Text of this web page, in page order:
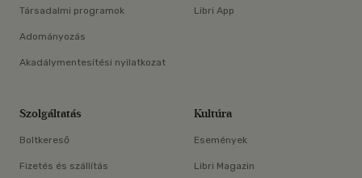
Társadalmi programok
Adományozás
Akadálymentesítési nyilatkozat
Libri App
Szolgáltatás
Boltkereső
Fizetés és szállítás
Kultúra
Események
Libri Magazin